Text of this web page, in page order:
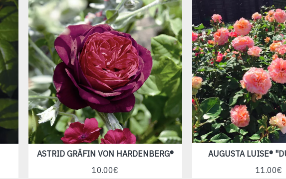
ASTRID GRÄFIN VON HARDENBERG®
10.00€
AUGUSTA LUISE®
11.00€